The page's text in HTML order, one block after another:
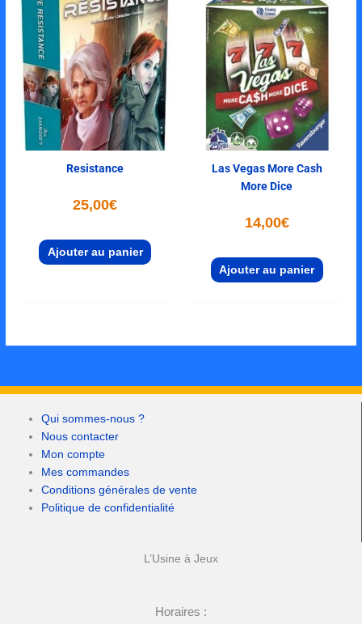
Resistance
25,00€
Ajouter au panier
Las Vegas More Cash
More Dice
14,00€
Ajouter au panier
Qui sommes-nous ?
Nous contacter
Mon compte
Mes commandes
Conditions générales de vente
Politique de confidentialité
L’Usine à Jeux
Horaires :